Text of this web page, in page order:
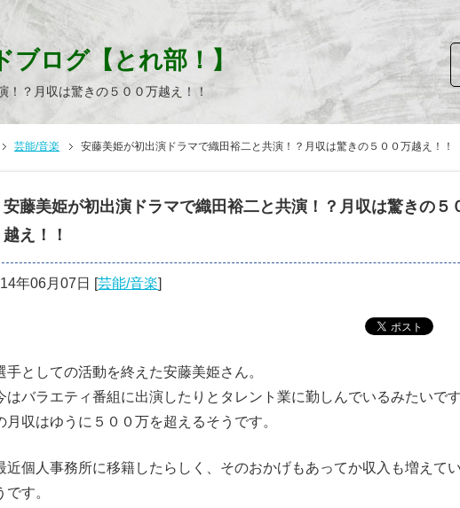
ログ【とれ部！】
？月収は驚きの５００万越え！！
芸能/音楽 安藤美姫が初出演ドラマで織田裕二と共演！？月収は驚きの５００万越え！！
安藤美姫が初出演ドラマで織田裕二と共演！？月収は驚きの５
越え！！
年06月07日 [芸能/音楽]
手としての活動を終えた安藤美姫さん。
はバラエティ番組に出演したりとタレント業に勤しんでいるみたいで
月収はゆうに５００万を超えるそうです。
近個人事務所に移籍したらしく、そのおかげもあってか収入も増えて
です。